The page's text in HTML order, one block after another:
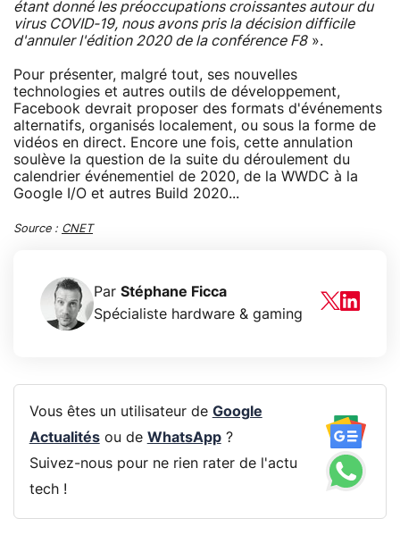
étant donné les préoccupations croissantes autour du
virus COVID-19, nous avons pris la décision difficile
d'annuler l'édition 2020 de la conférence F8».
Pour présenter, malgré tout, ses nouvelles
technologies et autres outils de développement,
Facebook devrait proposer des formats d'événements
alternatifs, organisés localement, ou sous la forme de
vidéos en direct. Encore une fois, cette annulation
soulève la question de la suite du déroulement du
calendrier événementiel de 2020, de la WWDC à la
Google I/O et autres Build 2020...
Source : CNET
Par Stéphane Ficca
Spécialiste hardware & gaming
Vous êtes un utilisateur de Google
Actualitésou de WhatsApp?
Suivez-nous pour ne rien rater de l'actu
tech !